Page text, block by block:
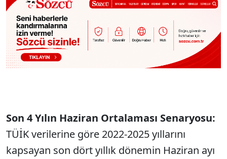
Son 4 Yılın Haziran Ortalaması Senaryosu:
TÜİK verilerine göre 2022-2025 yıllarını
kapsayan son dört yıllık dönemin Haziran ayı